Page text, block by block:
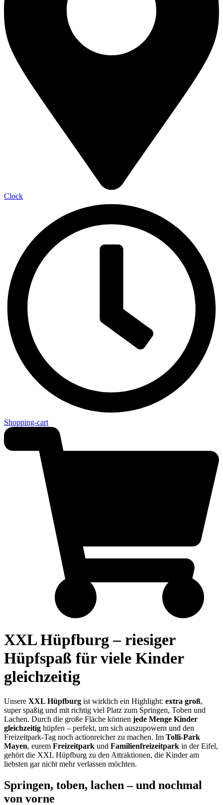
Clock
Shopping-cart
XXL Hüpfburg – riesiger
Hüpfspaß für viele Kinder
gleichzeitig
Unsere XXL Hüpfburg ist wirklich ein Highlight: extra groß,
super spaßig und mit richtig viel Platz zum Springen, Toben und
Lachen. Durch die große Fläche können jede Menge Kinder
gleichzeitig hüpfen – perfekt, um sich auszupowern und den
Freizeitpark-Tag noch actionreicher zu machen. Im Tolli-Park
Mayen, eurem Freizeitpark und Familienfreizeitpark in der Eifel,
gehört die XXL Hüpfburg zu den Attraktionen, die Kinder am
liebsten gar nicht mehr verlassen möchten.
Springen, toben, lachen – und nochmal
von vorne